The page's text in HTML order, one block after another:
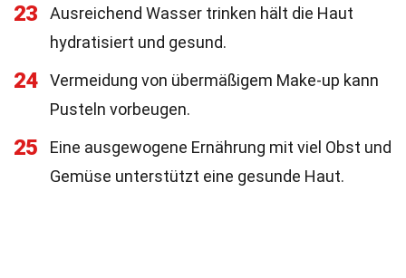
23
Ausreichend Wasser trinken hält die Haut
hydratisiert und gesund.
24
Vermeidung von übermäßigem Make-up kann
Pusteln vorbeugen.
25
Eine ausgewogene Ernährung mit viel Obst und
Gemüse unterstützt eine gesunde Haut.